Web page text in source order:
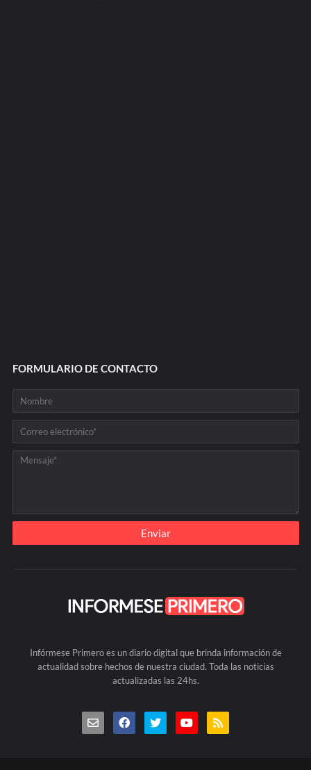
FORMULARIO DE CONTACTO
Infórmese Primero es un diario digital que brinda información de
actualidad sobre hechos de nuestra ciudad. Toda las noticias
actualizadas las 24hs.